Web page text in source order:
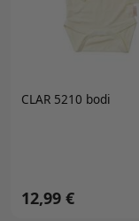
CLAR 5210 bodi
12,99 €